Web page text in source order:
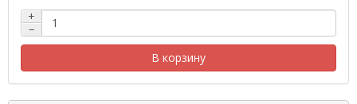
+
−
В корзину